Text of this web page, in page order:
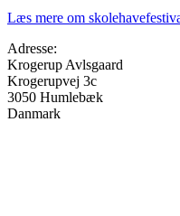
Læs mere om
Adresse:
Krogerup Avlsgaard
Krogerupvej 3c
3050 Humlebæk
Danmark